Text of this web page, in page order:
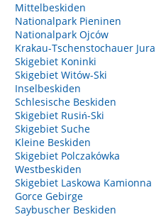
Mittelbeskiden
Nationalpark Pieninen
Nationalpark Ojców
Krakau-Tschenstochauer Jura
Skigebiet Koninki
Skigebiet Witów-Ski
Inselbeskiden
Schlesische Beskiden
Skigebiet Rusiń-Ski
Skigebiet Suche
Kleine Beskiden
Skigebiet Polczakówka
Westbeskiden
Skigebiet Laskowa Kamionna
Gorce Gebirge
Saybuscher Beskiden